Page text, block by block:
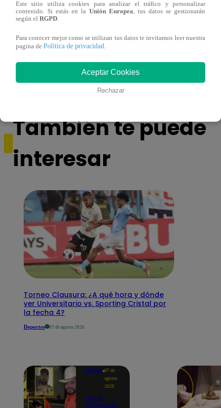
Yo Soy GRANDES BATALLAS: ¡El
Yo
También te puede
interesar
Torneo Clausura: ¿A qué hora y dónde
ver Universitario vs. Sporting Cristal por
la fecha 4?
Deportes 07 de agosto 2026
Mundo 07 de
agosto
2026
Nueve
influencers
Este sitio utiliza cookies para analizar el tráfico y personalizar
contenido. Si estás en la Unión Europea, tus datos se gestionarán
según el RGPD.
Para conocer mejor como se utilizan tus datos te invitamos leer nuestra
pagina de Política de privacidad.
Aceptar Cookies
Rechazar